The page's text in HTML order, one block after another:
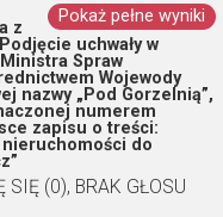
Pokaż pełne wyniki
z
uchwały w
Spraw
Wojewody
nazwy „Pod Gorzelnią”,
numerem
zapisu o treści:
nieruchomości do
(0), BRAK GŁOSU